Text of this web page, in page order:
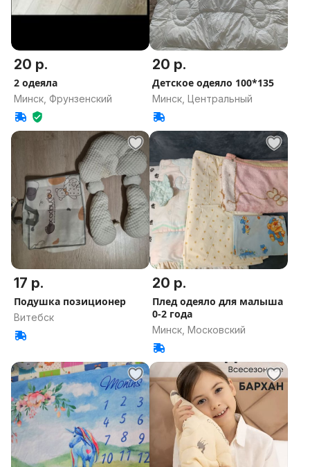
20 р.
2 одеяла
Минск, Фрунзенский
20 р.
Детское одеяло 100*135
Минск, Центральный
17 р.
Подушка позиционер
Витебск
20 р.
Плед одеяло для малыша
0-2 года
Минск, Московский